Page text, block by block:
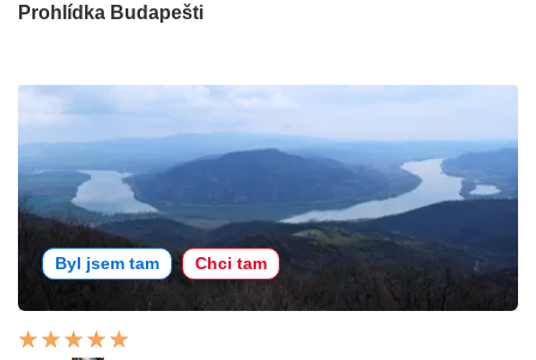
Prohlídka Budapešti
Byl jsem tam Chci tam